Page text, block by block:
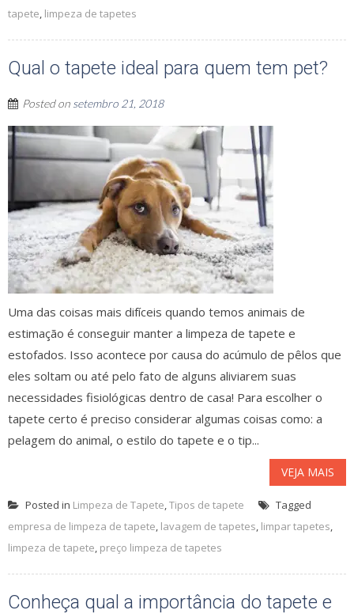
tapete, limpeza de tapetes
Qual o tapete ideal para quem tem pet?
Posted on setembro 21, 2018
Uma das coisas mais difíceis quando temos animais de
estimação é conseguir manter a limpeza de tapete e
estofados. Isso acontece por causa do acúmulo de pêlos que
eles soltam ou até pelo fato de alguns aliviarem suas
necessidades fisiológicas dentro de casa! Para escolher o
tapete certo é preciso considerar algumas coisas como: a
pelagem do animal, o estilo do tapete e o tip...
VEJA MAIS
Posted in Limpeza de Tapete,Tipos de tapete
Tagged
empresa de limpeza de tapete, lavagem de tapetes, limpar tapetes,
limpeza de tapete, preço limpeza de tapetes
Conheça qual a importância do tapete e